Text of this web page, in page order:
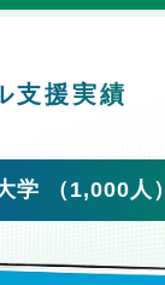
支援実績
学 （1,000人）